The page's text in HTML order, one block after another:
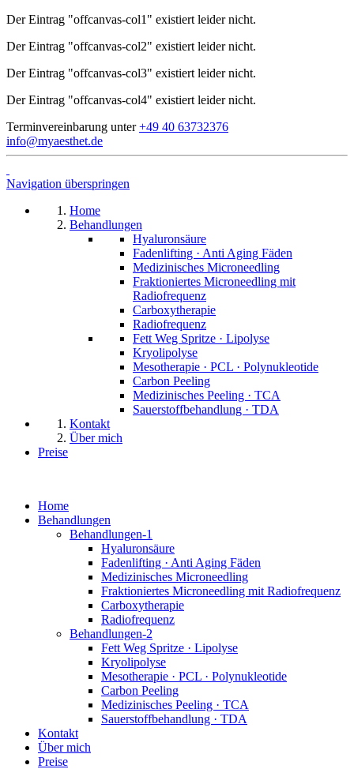
Der Eintrag "offcanvas-col1" existiert leider nicht.
Der Eintrag "offcanvas-col2" existiert leider nicht.
Der Eintrag "offcanvas-col3" existiert leider nicht.
Der Eintrag "offcanvas-col4" existiert leider nicht.
Terminvereinbarung unter+49 40 63732376
info@myaesthet.de
Navigation überspringen
Home
Behandlungen
Hyaluronsäure
Fadenlifting · Anti Aging Fäden
Medizinisches Microneedling
Fraktioniertes Microneedling mit
Radiofrequenz
Carboxytherapie
Radiofrequenz
Fett Weg Spritze · Lipolyse
Kryolipolyse
Mesotherapie · PCL · Polynukleotide
Carbon Peeling
Medizinisches Peeling · TCA
Sauerstoffbehandlung · TDA
Kontakt
Über mich
Preise
Home
Behandlungen
Behandlungen-1
Hyaluronsäure
Fadenlifting · Anti Aging Fäden
Medizinisches Microneedling
Fraktioniertes Microneedling mit Radiofrequenz
Carboxytherapie
Radiofrequenz
Behandlungen-2
Fett Weg Spritze · Lipolyse
Kryolipolyse
Mesotherapie · PCL · Polynukleotide
Carbon Peeling
Medizinisches Peeling · TCA
Sauerstoffbehandlung · TDA
Kontakt
Über mich
Preise